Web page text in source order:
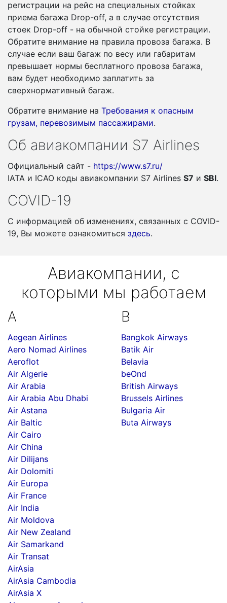
регистрации на рейс на специальных стойках
приема багажа Drop-off, а в случае отсутствия
стоек Drop-off - на обычной стойке регистрации.
Обратите внимание на правила провоза багажа. В
случае если ваш багаж по весу или габаритам
превышает нормы бесплатного провоза багажа,
вам будет необходимо заплатить за
сверхнормативный багаж.
Обратите внимание на Требования к опасным
грузам, перевозимым пассажирами.
Об авиакомпании S7 Airlines
Официальный сайт - https://www.s7.ru/
IATA и ICAO коды авиакомпании S7 Airlines S7 и SBI.
COVID-19
С информацией об изменениях, связанных c COVID-
19, Вы можете ознакомиться здесь.
Авиакомпании, с
которыми мы работаем
A
Aegean Airlines
Aero Nomad Airlines
Aeroflot
Air Algerie
Air Arabia
Air Arabia Abu Dhabi
Air Astana
Air Baltic
Air Cairo
Air China
Air Dilijans
Air Dolomiti
Air Europa
Air France
Air India
Air Moldova
Air New Zealand
Air Samarkand
Air Transat
AirAsia
AirAsia Cambodia
AirAsia X
B
Bangkok Airways
Batik Air
Belavia
beOnd
British Airways
Brussels Airlines
Bulgaria Air
Buta Airways